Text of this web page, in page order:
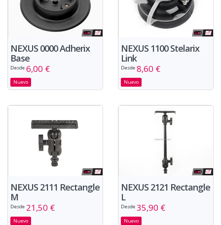
NEXUS 0000 Adherix
Base
Desde 6,00 €
Nuevo
NEXUS 1100 Stelarix
Link
Desde 8,60 €
Nuevo
NEXUS 2111 Rectangle
M
Desde 21,50 €
Nuevo
NEXUS 2121 Rectangle
L
Desde 35,90 €
Nuevo